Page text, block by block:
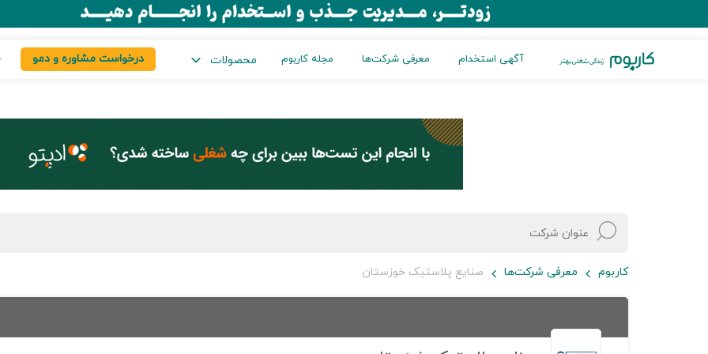
آگهی استخدام معرفی شرکت‌ها مجله کاربوم محصولات درخواست مشاوره و دمو
کاربوم معرفی شرکت‌ها صنایع پلاستیک خوزستان